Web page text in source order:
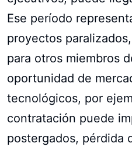
Ese período
proyectos
para otros miembros
oportunidad de
tecnológicos, por
contratación puede
postergados, pérdida